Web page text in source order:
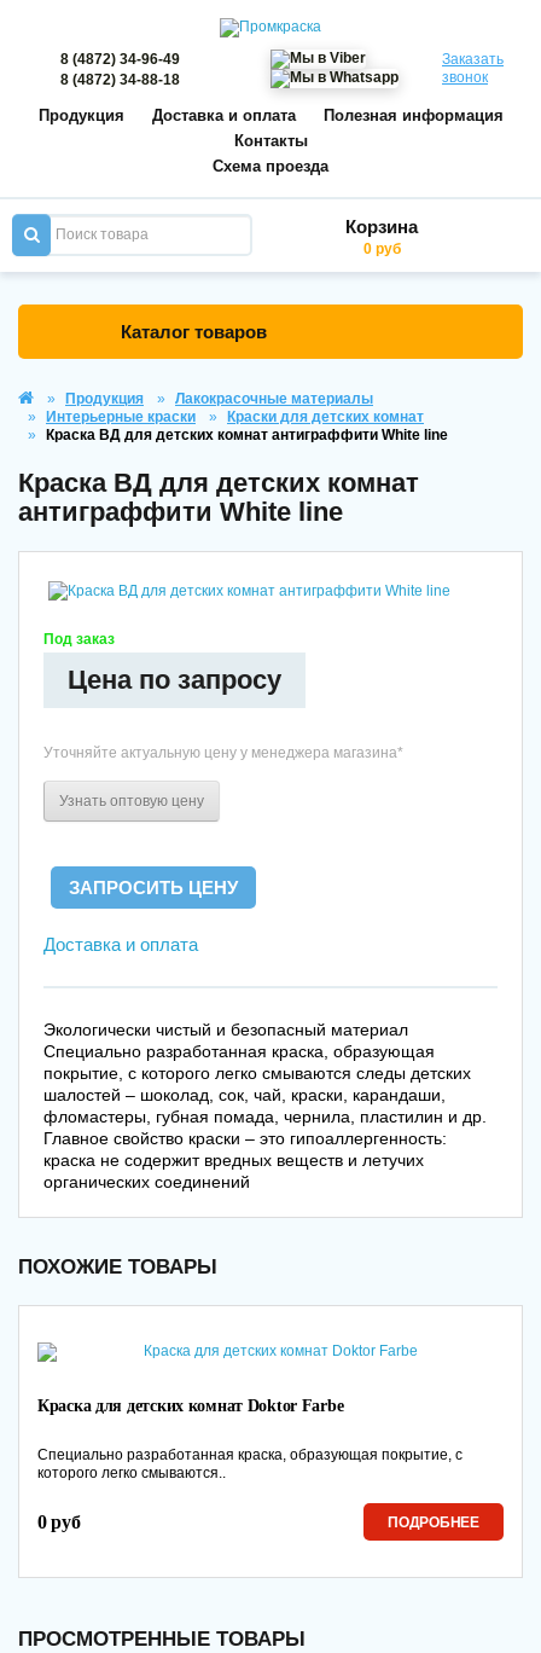
8 (4872) 34-96-49
8 (4872) 34-88-18
Заказать
звонок
Продукция Доставка и оплата
Полезная информация
Контакты
Схема проезда
Корзина
0 руб
Каталог товаров
Продукция
Лакокрасочные материалы
Интерьерные краски
Краски для детских комнат
Краска ВД для детских комнат антиграффити White line
Краска ВД для детских комнат
антиграффити White line
Под заказ
Цена по запросу
Уточняйте актуальную цену у менеджера магазина*
Узнать оптовую цену
Доставка и оплата
Экологически чистый и безопасный материал
Специально разработанная краска, образующая
покрытие, с которого легко смываются следы детских
шалостей – шоколад, сок, чай, краски, карандаши,
фломастеры, губная помада, чернила, пластилин и др.
Главное свойство краски – это гипоаллергенность:
краска не содержит вредных веществ и летучих
органических соединений
ПОХОЖИЕ ТОВАРЫ
Краска для детских комнат Doktor Farbe
Специально разработанная краска, образующая покрытие, с
которого легко смываются..
ПОДРОБНЕЕ
0 руб
ПРОСМОТРЕННЫЕ ТОВАРЫ